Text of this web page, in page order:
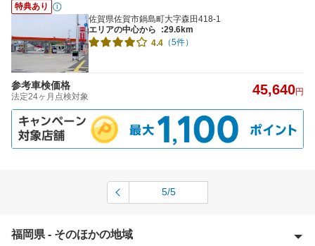
特典あり
佐賀県佐賀市鍋島町大字森田418-1
エリアの中心から
:29.6km
4.4 （5件）
参考車検価格
法定24ヶ月点検対象 45,640円
5/5
福岡県 - そのほかの地域